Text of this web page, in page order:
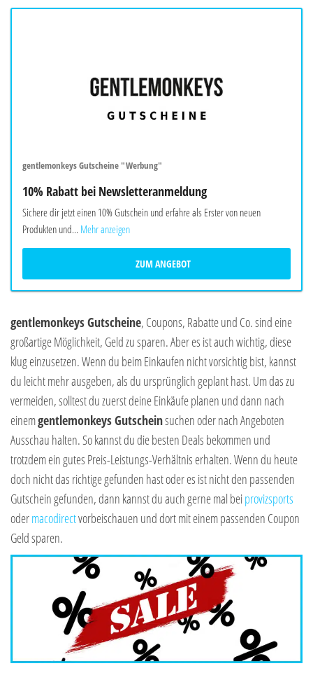
gentlemonkeys Gutscheine "Werbung"
10% Rabatt bei Newsletteranmeldung
Sichere dir jetzt einen 10% Gutschein und erfahre als Erster von neuen
Produkten und... Mehr anzeigen
ZUM ANGEBOT
gentlemonkeys Gutscheine, Coupons, Rabatte und Co. sind eine
großartige Möglichkeit, Geld zu sparen. Aber es ist auch wichtig, diese
klug einzusetzen. Wenn du beim Einkaufen nicht vorsichtig bist, kannst
du leicht mehr ausgeben, als du ursprünglich geplant hast. Um das zu
vermeiden, solltest du zuerst deine Einkäufe planen und dann nach
einemgentlemonkeys Gutscheinsuchen oder nach Angeboten
Ausschau halten. So kannst du die besten Deals bekommen und
trotzdem ein gutes Preis-Leistungs-Verhältnis erhalten. Wenn du heute
doch nicht das richtige gefunden hast oder es ist nicht den passenden
Gutschein gefunden, dann kannst du auch gerne mal beiprovizsports
odermacodirectvorbeischauen und dort mit einem passenden Coupon
Geld sparen.